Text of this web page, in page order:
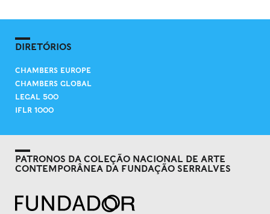
DIRETÓRIOS
CHAMBERS EUROPE
CHAMBERS GLOBAL
LEGAL 500
IFLR 1000
PATRONOS DA COLEÇÃO NACIONAL DE ARTE
CONTEMPORÂNEA DA FUNDAÇÃO SERRALVES